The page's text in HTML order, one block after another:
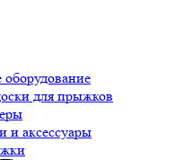
для прыжков
и аксессуары